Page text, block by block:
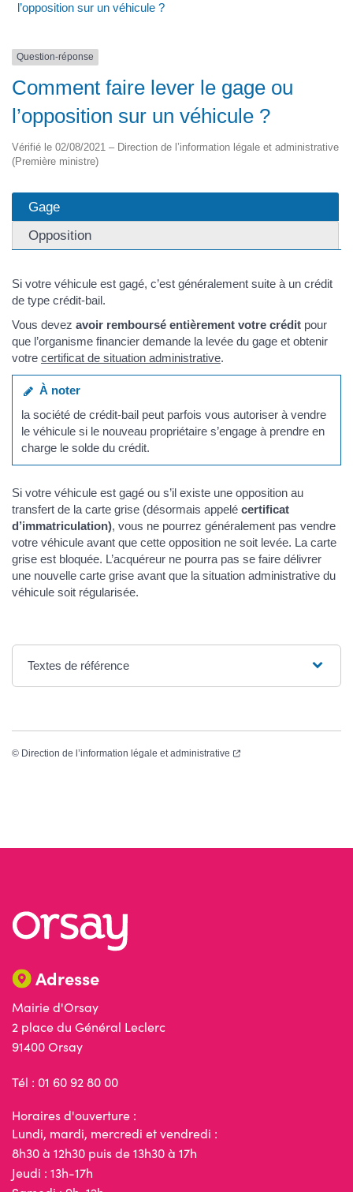
l’opposition sur un véhicule ?
Question-réponse
Comment faire lever le gage ou
l’opposition sur un véhicule ?
Vérifié le 02/08/2021 – Direction de l’information légale et administrative
(Première ministre)
Gage
Opposition
Si votre véhicule est gagé, c’est généralement suite à un crédit
de type crédit-bail.
Vous devez avoir remboursé entièrement votre crédit pour
que l’organisme financier demande la levée du gage et obtenir
votre certificat de situation administrative.
À noter
la société de crédit-bail peut parfois vous autoriser à vendre
le véhicule si le nouveau propriétaire s’engage à prendre en
charge le solde du crédit.
Si votre véhicule est gagé ou s’il existe une opposition au
transfert de la carte grise (désormais appelé certificat
d’immatriculation), vous ne pourrez généralement pas vendre
votre véhicule avant que cette opposition ne soit levée. La carte
grise est bloquée. L’acquéreur ne pourra pas se faire délivrer
une nouvelle carte grise avant que la situation administrative du
véhicule soit régularisée.
Textes de référence
© Direction de l’information légale et administrative (ouverture dans un
Adresse
Mairie d'Orsay
2 place du Général Leclerc
91400 Orsay
Tél : 01 60 92 80 00
Horaires d'ouverture :
Lundi, mardi, mercredi et vendredi :
8h30 à 12h30 puis de 13h30 à 17h
Jeudi : 13h-17h